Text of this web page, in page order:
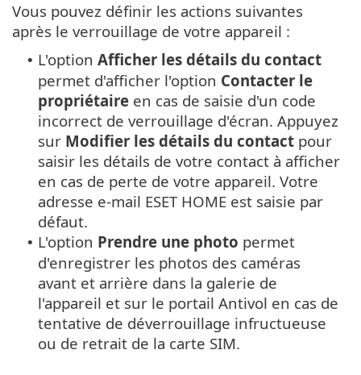
Vous pouvez définir les actions suivantes
après le verrouillage de votre appareil :
• L'option Afficher les détails du contact
permet d'afficher l'option Contacter le
propriétaire en cas de saisie d'un code
incorrect de verrouillage d'écran. Appuyez
sur Modifier les détails du contact pour
saisir les détails de votre contact à afficher
en cas de perte de votre appareil. Votre
adresse e-mail ESET HOME est saisie par
défaut.
• L'option Prendre une photo permet
d'enregistrer les photos des caméras
avant et arrière dans la galerie de
l'appareil et sur le portail Antivol en cas de
tentative de déverrouillage infructueuse
ou de retrait de la carte SIM.